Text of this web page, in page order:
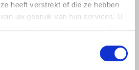
heeft verstrekt of die ze hebben
uw gebruik van hun services. U